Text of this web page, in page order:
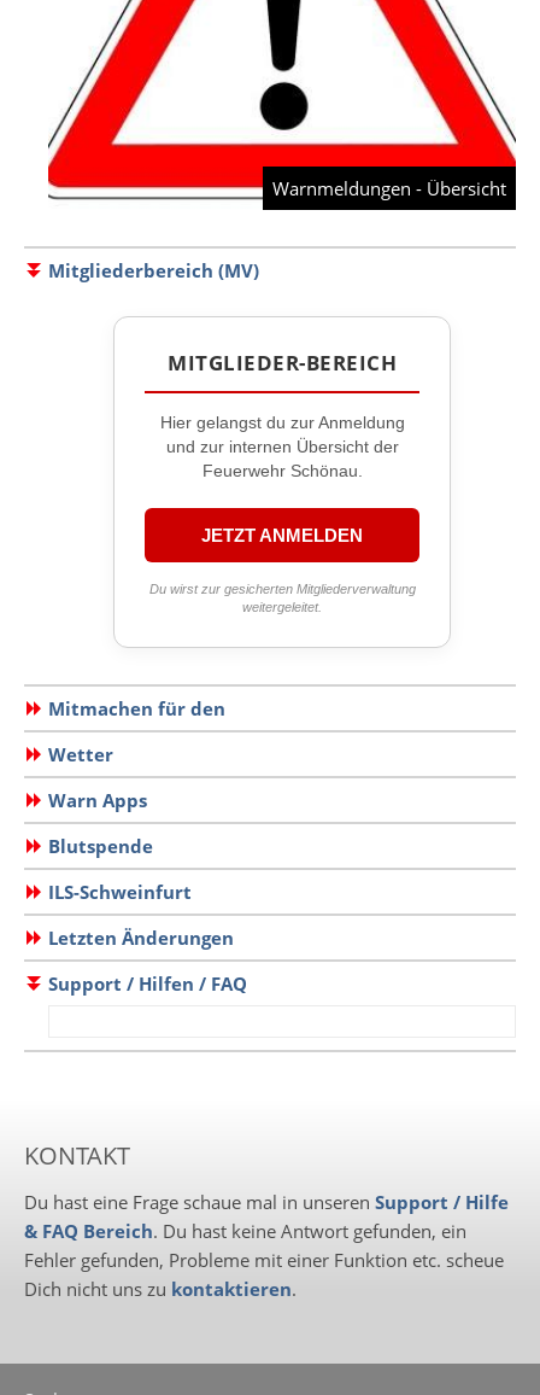
Warnmeldungen - Übersicht
Mitgliederbereich (MV)
MITGLIEDER-BEREICH
Hier gelangst du zur Anmeldung
und zur internen Übersicht der
Feuerwehr Schönau.
JETZT ANMELDEN
Du wirst zur gesicherten Mitgliederverwaltung
weitergeleitet.
Mitmachen für den
Wetter
Warn Apps
Blutspende
ILS-Schweinfurt
Letzten Änderungen
Support / Hilfen / FAQ
KONTAKT
Du hast eine Frage schaue mal in unseren Support / Hilfe
& FAQ Bereich. Du hast keine Antwort gefunden, ein
Fehler gefunden, Probleme mit einer Funktion etc. scheue
Dich nicht uns zu kontaktieren.